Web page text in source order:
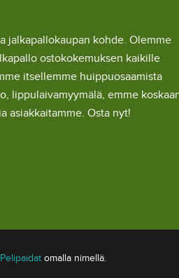
jalkapallokaupan kohde. Olemme
ostokokemuksen kaikille
itsellemme huippuosaamista
lippulaivamyymälä, emme
asiakkaitamme. Osta nyt!
omalla nimellä.